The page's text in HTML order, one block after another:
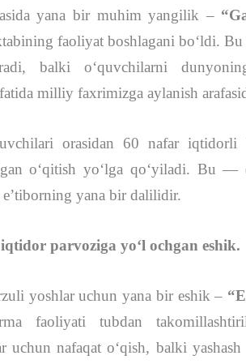
yana bir muhim yangilik –
faoliyat boshlagani bo‘ldi. Bu
balki o‘quvchilarni
milliy faxrimizga aylanish
orasidan 60 nafar
o‘qitish yo‘lga qo‘yiladi. Bu —
yana bir dalilidir.
parvoziga yo‘l ochgan eshik.
yoshlar uchun yana bir eshik –
faoliyati tubdan
uchun nafaqat oʻqish, balki